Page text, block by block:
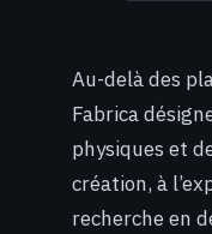
Au-delà des
Fabrica
physiques et
création, à
recherche en